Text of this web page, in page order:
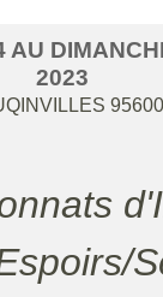
AU
2023
95600